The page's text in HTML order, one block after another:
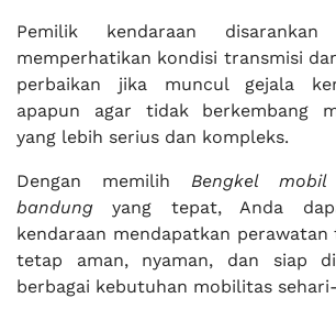
Pemilik kendaraan
memperhatikan kondisi transmisi
perbaikan jika muncul gejala
apapun agar tidak berkembang
yang lebih serius dan kompleks.
Dengan memilih Bengkel
bandung yang tepat, Anda
kendaraan mendapatkan perawatan
tetap aman, nyaman, dan siap
berbagai kebutuhan mobilitas